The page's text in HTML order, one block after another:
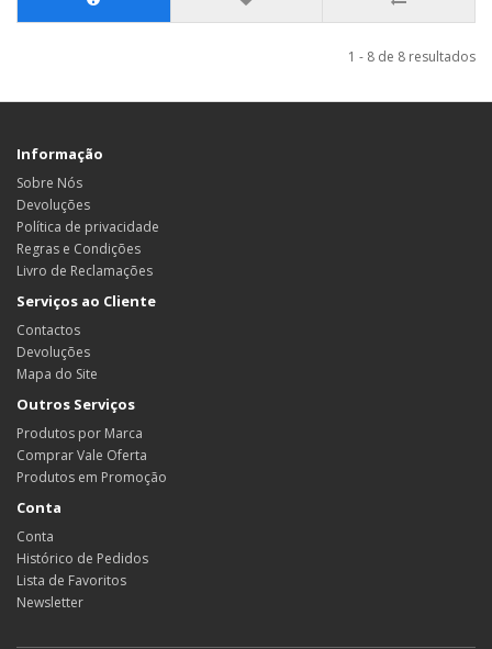
1 - 8 de 8 resultados
Informação
Sobre Nós
Devoluções
Política de privacidade
Regras e Condições
Livro de Reclamações
Serviços ao Cliente
Contactos
Devoluções
Mapa do Site
Outros Serviços
Produtos por Marca
Comprar Vale Oferta
Produtos em Promoção
Conta
Conta
Histórico de Pedidos
Lista de Favoritos
Newsletter